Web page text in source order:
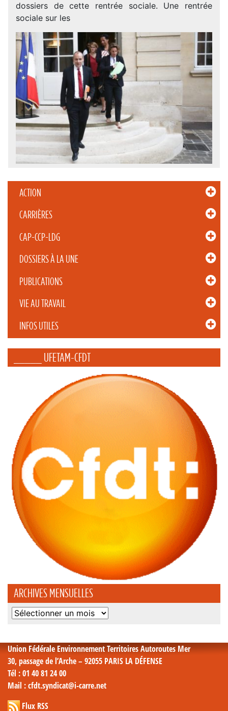
ACTION
CARRIÈRES
CAP-CCP-LDG
DOSSIERS À LA UNE
PUBLICATIONS
VIE AU TRAVAIL
INFOS UTILES
_____ UFETAM-CFDT
ARCHIVES MENSUELLES
Archives
dossiers de cette rentrée sociale. Une rentrée
sociale sur les
Union Fédérale Environnement Territoires Autoroutes Mer
30, passage de l’Arche – 92055 PARIS LA DÉFENSE
Tél : 01 40 81 24 00
Mail : cfdt.syndicat@i-carre.net
Flux RSS